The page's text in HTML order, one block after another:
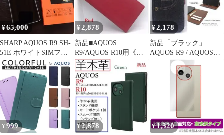
¥65,000
SHARP AQUOS R9 SH-
51E ホワイトSIMフリ
ー・保護フィルム付
¥2,878
新品■AQUOS
R9/AQUOS R10用《高
級羊本革》手帳型ケー
ス「レッド」
¥2,178
新品「ブラック」
AQUOS R9 / AQUOS
R10用ジーンズデニム
¥ 999 ¥2,878 ¥1,320